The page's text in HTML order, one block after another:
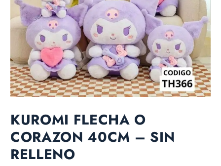
KUROMI FLECHA O
CORAZON 40CM – SIN
RELLENO